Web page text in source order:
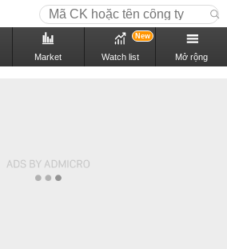
Market Watch list
New
Mở rộng